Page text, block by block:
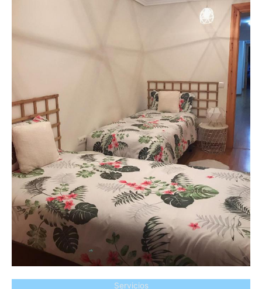
Servicios